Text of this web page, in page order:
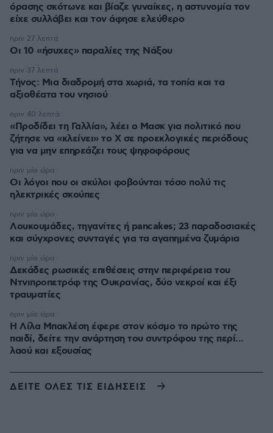
όρασης σκότωνε και βίαζε γυναίκες, η αστυνομία τον
είχε συλλάβει και τον άφησε ελεύθερο
Οι 10 «ήσυχες» παραλίες της Νάξου
πριν 27 λεπτά
Τήνος: Μια διαδρομή στα χωριά, τα τοπία και τα
αξιοθέατα του νησιού
πριν 37 λεπτά
«Προδίδει τη Γαλλία», λέει ο Μασκ για πολιτικό που
ζήτησε να «κλείνει» το X σε προεκλογικές περιόδους
για να μην επηρεάζει τους ψηφοφόρους
πριν 40 λεπτά
Οι λόγοι που οι σκύλοι φοβούνται τόσο πολύ τις
ηλεκτρικές σκούπες
πριν μία ώρα
Λουκουμάδες, τηγανίτες ή pancakes; 23 παραδοσιακές
και σύγχρονες συνταγές για τα αγαπημένα ζυμάρια
πριν μία ώρα
Δεκάδες ρωσικές επιθέσεις στην περιφέρεια του
Ντνιπροπετρόφ της Ουκρανίας, δύο νεκροί και έξι
τραυματίες
πριν μία ώρα
Η Λίλα Μπακλέση έφερε στον κόσμο το πρώτο της
παιδί, δείτε την ανάρτηση του συντρόφου της περί...
λαού και εξουσίας
πριν μία ώρα
ΔΕΙΤΕ ΟΛΕΣ ΤΙΣ ΕΙΔΗΣΕΙΣ